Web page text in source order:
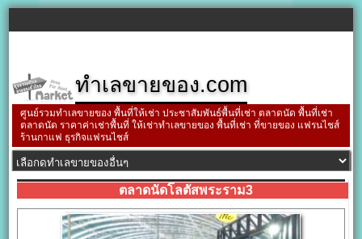
ทำเลขายของ.com
ศูนย์รวมทำเลขายของ พื้นที่ให้เช่า ประชาสัมพันธ์พื้นที่เช่า ตลาดนัด พื้นที่เช่า
ตลาดนัด ราคาค่าเช่าพื้นที่ ให้เช่าทำเลขายของ พื้นที่เช่า ที่ขายของ แฟรนไชส์
ร้านกาแฟ ธุรกิจแฟรนไชส์
ตลาดนัดโลตัสพระราม3